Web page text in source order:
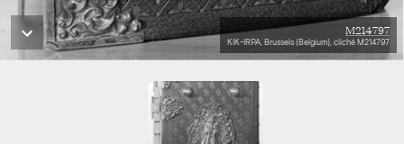
M214797
KIK-IRPA, Brussels (Belgium), cliché M214797